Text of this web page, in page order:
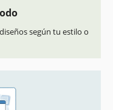
según tu estilo o